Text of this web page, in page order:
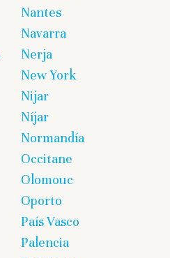
Nantes
Navarra
Nerja
New York
Nijar
Níjar
Normandía
Occitane
Olomouc
Oporto
País Vasco
Palencia